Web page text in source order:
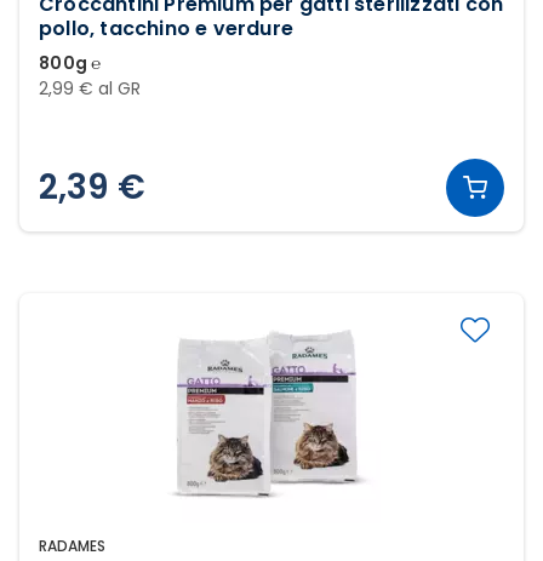
pollo, tacchino e verdure
800g ℮
2,99 € al GR
2,39 €
RADAMES